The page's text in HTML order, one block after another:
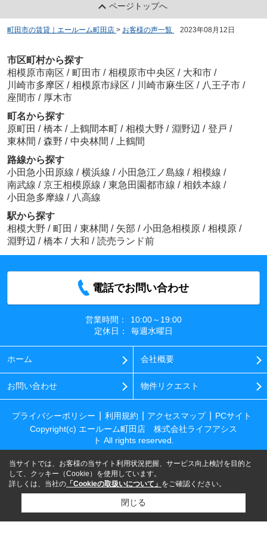
ページトップへ
町田市の賃貸｜エールーム町田店 > お客様の声一覧 2023年08月12日
市区町村から探す
相模原市南区 / 町田市 / 相模原市中央区 / 大和市 /
川崎市多摩区 / 相模原市緑区 / 川崎市麻生区 / 八王子市 /
座間市 / 厚木市
町名から探す
原町田 / 橋本 / 上鶴間本町 / 相模大野 / 淵野辺 / 登戸 /
東林間 / 森野 / 中央林間 /
上鶴間
路線から探す
小田急小田原線 / 横浜線 / 小田急江ノ島線 / 相模線 /
南武線 / 京王相模原線 / 東急田園都市線 / 相鉄本線 /
小田急多摩線 / 八高線
駅から探す
相模大野 / 町田 / 東林間 / 矢部 / 小田急相模原 / 相模原 /
淵野辺 / 橋本 / 大和 / 読売ランド前
電話でお問い合わせ
営業時間：
10:00～19:00
定休日：
毎週水曜日
ホーム 会社概要
お問い合わせ 物件リクエスト
プライバシーポリシー 利用規約 アクセスマップ
PCサイト
Copyright(c) エールーム町田店 株式会社ライフアシス
ト All rights reserved.
当サイトでは、お客様の当サイト利用状況把握、サービス向上検討を目的と
して、クッキー（Cookie）を使用しています。
詳しくは、当社の 「Cookieの取扱いについて」 をご確認ください。
閉じる